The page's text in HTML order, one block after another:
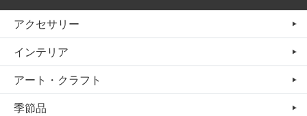
アクセサリー
インテリア
アート・クラフト
季節品